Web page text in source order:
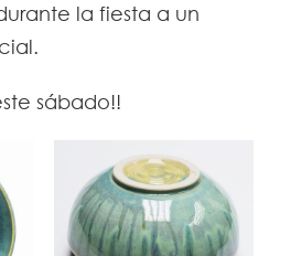
la fiesta a un
sábado!!